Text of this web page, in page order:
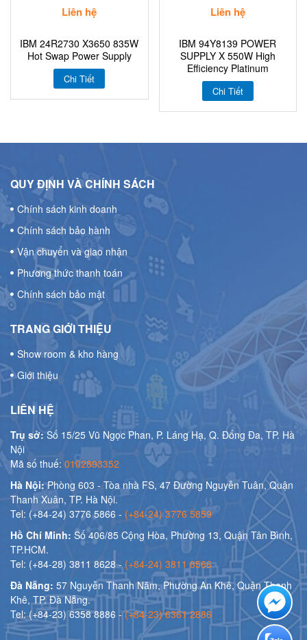
Liên hệ
IBM 24R2730 X3650 835W
Hot Swap Power Supply
Chi Tiết
Liên hệ
IBM 94Y8139 POWER
SUPPLY X 550W High
Efficiency Platinum
Chi Tiết
QUY ĐỊNH VÀ CHÍNH SÁCH
Chính sách kinh doanh
Chính sách bảo hành
Vận chuyển và giao nhận
Phương thức thanh toán
Chính sách bảo mật
TRANG GIỚI THIỆU
Show room & kho hàng
Giới thiệu
LIÊN HỆ
Trụ sở: Số 15/25 Vũ Ngọc Phan, P. Láng Hạ, Q. Đống Đa, TP. Hà
Nội
Mã số thuế: 0102893352
Hà Nội:Phòng 603 - Tòa nhà FS, 47 Đường Nguyễn Tuân, Quận
Thanh Xuân, TP. Hà Nội.
Tel: (+84-24) 3776 5866 - (+84-24) 3776 5859
Hồ Chí Minh: Số 406/85 Cộng Hòa, Phường 13, Quận Tân Bình,
TP.HCM.
Tel: (+84-28) 3811 8628 -(+84-24) 3811 8566
Đà Nẵng: 57 Nguyễn Thanh Năm, Phường An Khê, Quận Thanh
Khê, TP. Đà Nẵng.
Tel: (+84-23) 6358 8886 -(+84-23) 6361 2886